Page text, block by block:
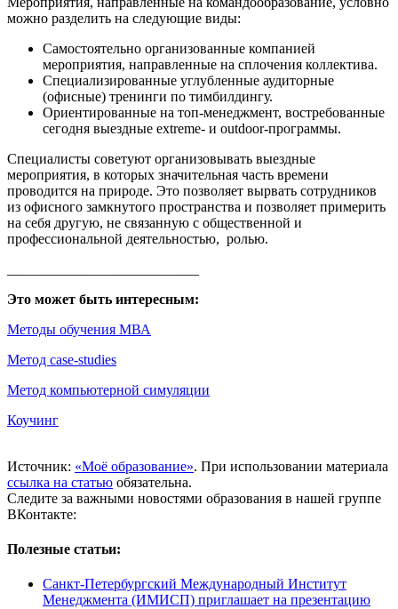
можно разделить на следующие виды:
Самостоятельно организованные компанией
мероприятия, направленные на сплочения коллектива.
Специализированные углубленные аудиторные
(офисные) тренинги по тимбилдингу.
Ориентированные на топ-менеджмент, востребованные
сегодня выездные extreme- и outdoor-программы.
Специалисты советуют организовывать выездные
мероприятия, в которых значительная часть времени
проводится на природе. Это позволяет вырвать сотрудников
из офисного замкнутого пространства и позволяет примерить
на себя другую, не связанную с общественной и
профессиональной деятельностью, ролью.
Это может быть интересным:
Методы обучения МВА
Метод case-studies
Метод компьютерной симуляции
Коучинг
Источник: «Моё образование». При использовании материала
ссылка на статью обязательна.
Следите за важными новостями образования в нашей группе
ВКонтакте:
Полезные статьи:
Санкт-Петербургский Международный Институт
Менеджмента (ИМИСП) приглашает на презентацию